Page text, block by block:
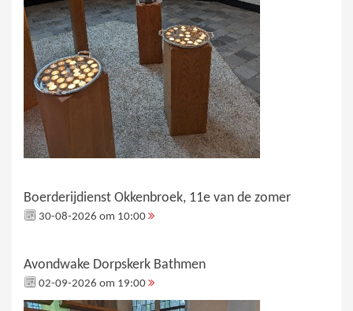
Boerderijdienst Okkenbroek, 11e van de zomer
30-08-2026 om 10:00
Avondwake Dorpskerk Bathmen
02-09-2026 om 19:00